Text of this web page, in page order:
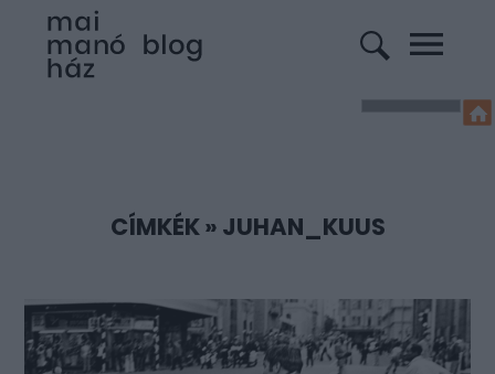
CÍMKÉK» JUHAN_KUUS